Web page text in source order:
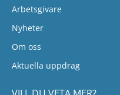
Arbetsgivare
Nyheter
Om oss
Aktuella uppdrag